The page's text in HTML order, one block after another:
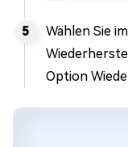
Wählen Sie
Option